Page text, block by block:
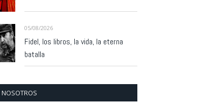
05/08/2026
Fidel, los libros, la vida, la eterna
batalla
NOSOTROS